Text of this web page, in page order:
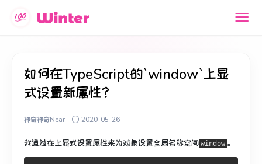
如何在TypeScript的`window`上显
式设置新属性？
神奇神奇Near 2020-05-26
我通过在上显式设置属性来为对象设置全局名称空间 window 。